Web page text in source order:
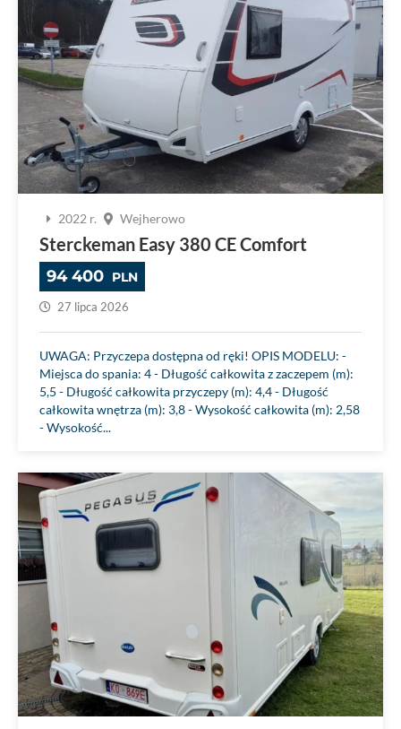
2022 r. Wejherowo
Sterckeman Easy 380 CE Comfort
94 400 PLN
27 lipca 2026
UWAGA: Przyczepa dostępna od ręki! OPIS MODELU: -
Miejsca do spania: 4 - Długość całkowita z zaczepem (m):
5,5 - Długość całkowita przyczepy (m): 4,4 - Długość
całkowita wnętrza (m): 3,8 - Wysokość całkowita (m): 2,58
- Wysokość...